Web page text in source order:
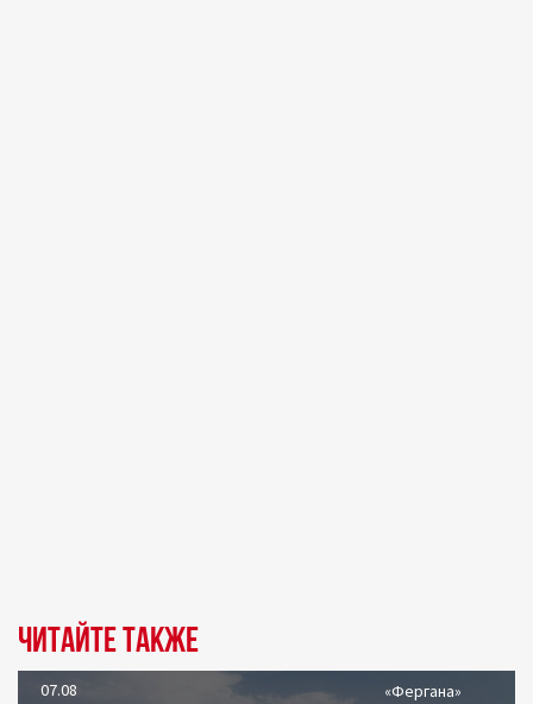
Читайте также
07.08 «Фергана»